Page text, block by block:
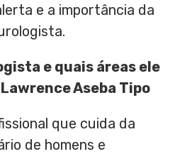
e a importância da
e quais áreas ele
Aseba Tipo
que cuida da
de homens e